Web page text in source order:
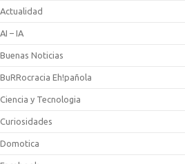
Actualidad
AI – IA
Buenas Noticias
BuRRocracia Eh!pañola
Ciencia y Tecnologia
Curiosidades
Domotica